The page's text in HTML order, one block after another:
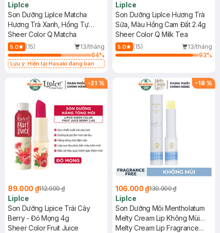
LipIce
Son Dưỡng LipIce Matcha
Hương Trà Xanh, Hồng Tự
Nhiên 2.4g
Sheer Color Q Matcha
5.0 (15)
13/tháng
64%
Lưu ý: Hiện tại Hasaki đang bán
LipIce
Son Dưỡng LipIce Hương Trà
Sữa, Màu Hồng Cam Đất 2.4g
Sheer Color Q Milk Tea
5.0 (15)
13/tháng
93%
-21 %
89.000 ₫112.000 ₫
LipIce
Son Dưỡng Lipice Trái Cây
Berry - Đỏ Mọng 4g
Sheer Color Fruit Juice
-18 %
106.000 ₫130.000 ₫
LipIce
Son Dưỡng Môi Mentholatum
Melty Cream Lip Không Mùi
2.4g
Melty Cream Lip Fragrance